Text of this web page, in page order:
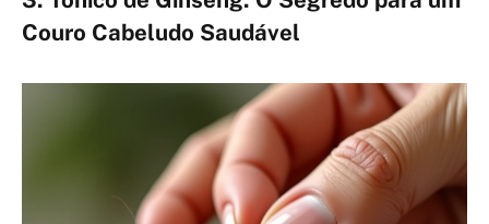
Couro Cabeludo Saudável